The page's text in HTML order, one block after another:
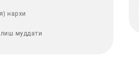
нархи
муддати